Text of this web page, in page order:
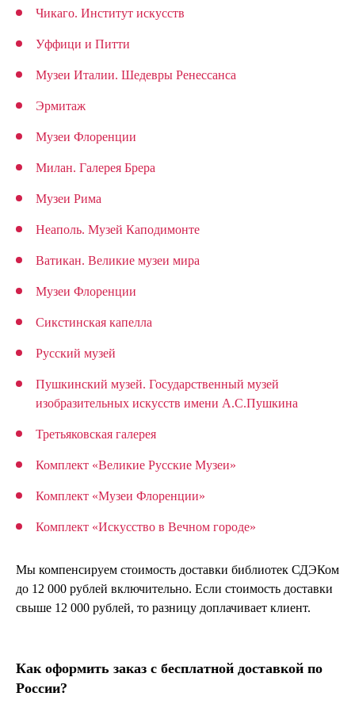
Чикаго. Институт искусств
Уффици и Питти
Музеи Италии. Шедевры Ренессанса
Эрмитаж
Музеи Флоренции
Милан. Галерея Брера
Музеи Рима
Неаполь. Музей Каподимонте
Ватикан. Великие музеи мира
Музеи Флоренции
Сикстинская капелла
Русский музей
Пушкинский музей. Государственный музей
изобразительных искусств имени А.С.Пушкина
Третьяковская галерея
Комплект «Великие Русские Музеи»
Комплект «Музеи Флоренции»
Комплект «Искусство в Вечном городе»
Мы компенсируем стоимость доставки библиотек СДЭКом
до 12 000 рублей включительно. Если стоимость доставки
свыше 12 000 рублей, то разницу доплачивает клиент.
Как оформить заказ с бесплатной доставкой по
России?